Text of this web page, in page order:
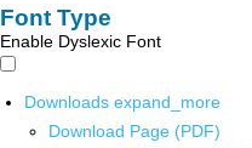
Font Type
Enable Dyslexic Font
Downloads expand_more
Download Page (PDF)